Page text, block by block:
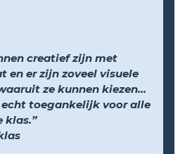
creatief zijn met
en er zijn zoveel visuele
ze kunnen kiezen...
toegankelijk voor alle
klas.”